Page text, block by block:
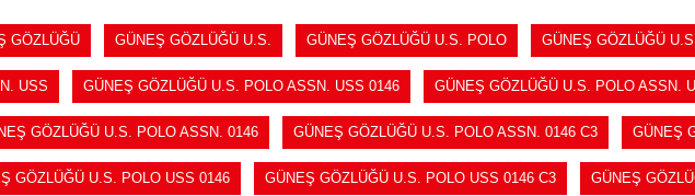
GÖZLÜĞÜ GÜNEŞ GÖZLÜĞÜ U.S. GÜNEŞ GÖZLÜĞÜ U.S. POLO GÜNEŞ GÖZLÜĞÜ
USS GÜNEŞ GÖZLÜĞÜ U.S. POLO ASSN. USS 0146 GÜNEŞ GÖZLÜĞÜ U.S. POLO ASSN.
GÖZLÜĞÜ U.S. POLO ASSN. 0146 GÜNEŞ GÖZLÜĞÜ U.S. POLO ASSN. 0146 C3 GÜNEŞ
GÖZLÜĞÜ U.S. POLO USS 0146 GÜNEŞ GÖZLÜĞÜ U.S. POLO USS 0146 C3 GÜNEŞ